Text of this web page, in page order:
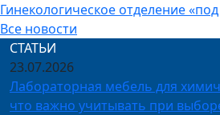
Гинекологическое отделение «под
Все новости
СТАТЬИ
23.07.2026
Лабораторная мебель для
что важно учитывать при